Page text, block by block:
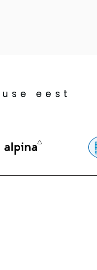
eest